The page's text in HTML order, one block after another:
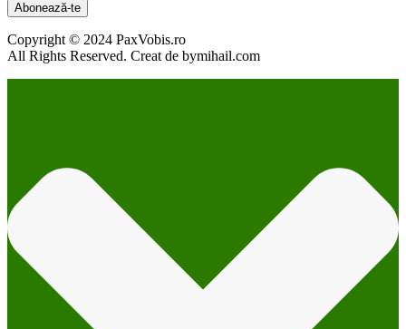
Abonează-te
Copyright © 2024 PaxVobis.ro
All Rights Reserved. Creat de bymihail.com